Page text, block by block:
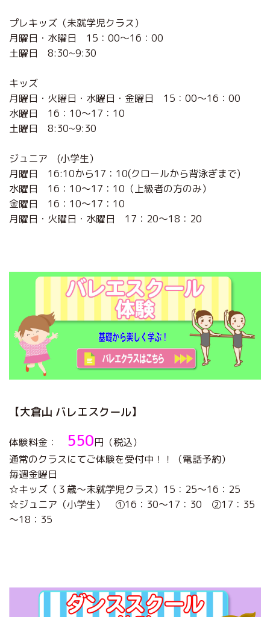
プレキッズ（未就学児クラス）
月曜日・水曜日 15：00～16：00
土曜日 8:30~9:30
キッズ
月曜日・火曜日・水曜日・金曜日 15：00～16：00
水曜日 16：10～17：10
土曜日 8:30~9:30
ジュニア (小学生）
月曜日 16:10から17：10(クロールから背泳ぎまで)
水曜日 16：10～17：10（上級者の方のみ）
金曜日 16：10～17：10
月曜日・火曜日・水曜日 17：20～18：20
【大倉山 バレエスクール】
体験料金： 550円（税込）
通常のクラスにてご体験を受付中！！（電話予約）
毎週金曜日
☆キッズ（３歳～未就学児クラス）15：25～16：25
☆ジュニア（小学生） ①16：30～17：30 ②17：35
～18：35